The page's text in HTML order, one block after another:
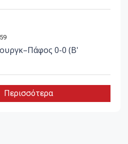
0-0 (Β'
Περισσότερα